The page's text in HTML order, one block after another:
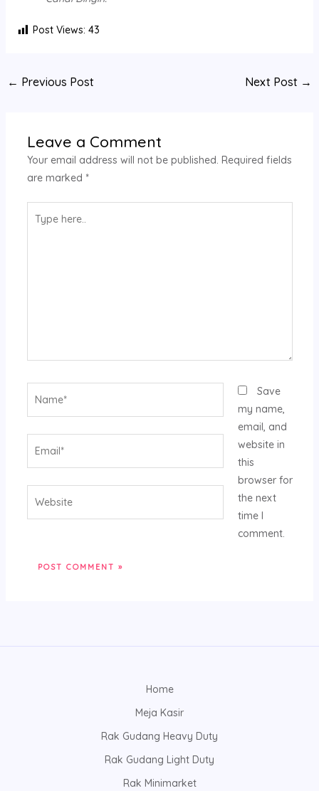
Post Views: 43
← Previous Post Next Post →
Leave a Comment
Your email address will not be published. Required fields
are marked *
here..
Save
my name,
email, and
website in
this
browser for
the next
time I
comment.
Home
Meja Kasir
Rak Gudang Heavy Duty
Rak Gudang Light Duty
Rak Minimarket